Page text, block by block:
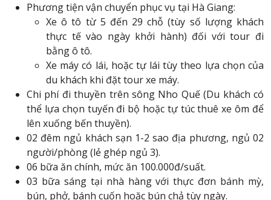
Phương tiện vận chuyển phục vụ tại Hà Giang:
Xe ô tô từ 5 đến 29 chỗ (tùy số lượng khách
thực tế vào ngày khởi hành) đối với tour đi
bằng ô tô.
Xe máy có lái, hoặc tự lái tùy theo lựa chọn của
du khách khi đặt tour xe máy.
Chi phí đi thuyền trên sông Nho Quế (Du khách có
thể lựa chọn tuyến đi bộ hoặc tự túc thuê xe ôm để
lên xuống bến thuyền).
02 đêm ngủ khách sạn 1-2 sao địa phương, ngủ 02
người/phòng (lẻ ghép ngủ 3).
06 bữa ăn chính, mức ăn 100.000đ/suất.
03 bữa sáng tại nhà hàng với thực đơn bánh mỳ,
bún, phở, bánh cuốn hoặc bún chả tùy ngày.